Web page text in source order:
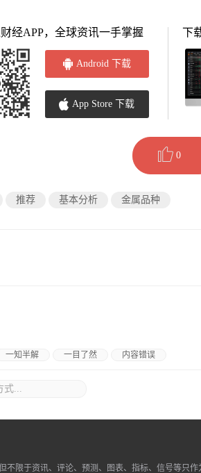
经APP，全球资讯一手掌握
Android 下载
App Store 下载
下
0
推荐 基本分析 金属品种
一知半解 一目了然 内容错误
不限于资讯、评论、预测、图表、指标、信号等只